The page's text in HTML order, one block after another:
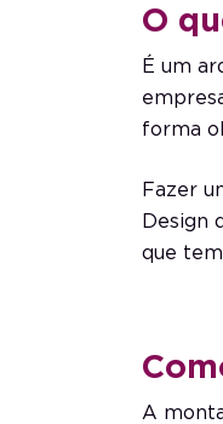
O
É um
forma
Fazer
Design
que
A